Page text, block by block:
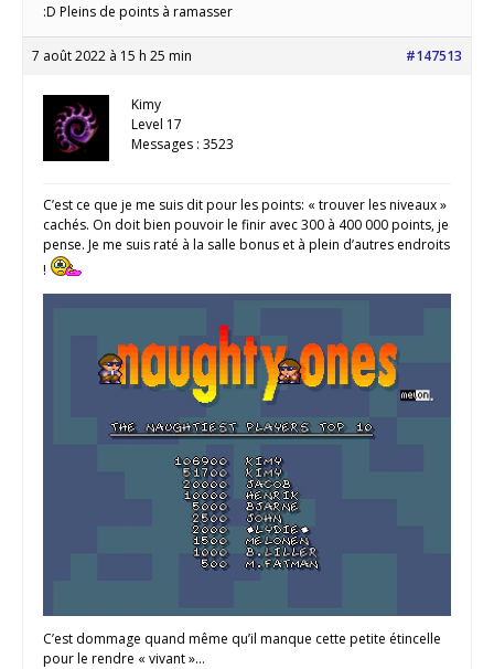
:D Pleins de points à ramasser
7 août 2022 à 15 h 25 min #147513
Kimy
Level 17
Messages : 3523
C’est ce que je me suis dit pour les points: « trouver les niveaux »
cachés. On doit bien pouvoir le finir avec 300 à 400 000 points, je
pense. Je me suis raté à la salle bonus et à plein d’autres endroits
!
C’est dommage quand même qu’il manque cette petite étincelle
pour le rendre « vivant »…